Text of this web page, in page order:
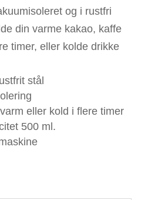
og i rustfri
din varme kakao, kaffe
timer, eller kolde drikke
stål
eller kold i flere timer
500 ml.